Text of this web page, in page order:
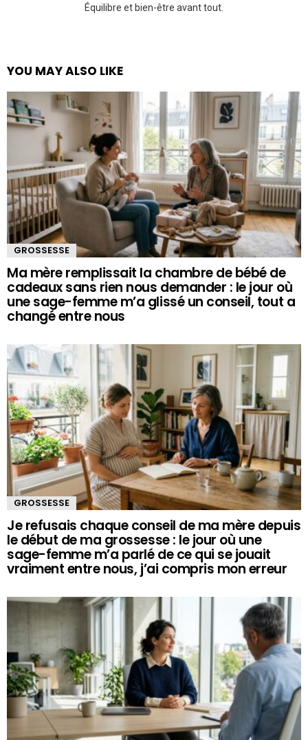
Équilibre et bien-être avant tout.
YOU MAY ALSO LIKE
GROSSESSE
Ma mère remplissait la chambre de bébé de
cadeaux sans rien nous demander : le jour où
une sage-femme m’a glissé un conseil, tout a
changé entre nous
GROSSESSE
Je refusais chaque conseil de ma mère depuis
le début de ma grossesse : le jour où une
sage-femme m’a parlé de ce qui se jouait
vraiment entre nous, j’ai compris mon erreur